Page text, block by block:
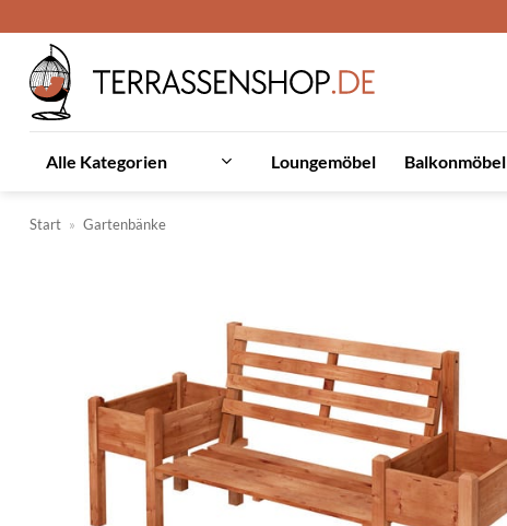
Inhalt
springen
Alle Kategorien Loungemöbel Balkonmöbel
Start » Gartenbänke